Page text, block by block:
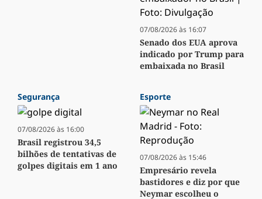
07/08/2026 às 16:07
Senado dos EUA aprova
indicado por Trump para
embaixada no Brasil
Segurança
07/08/2026 às 16:00
Brasil registrou 34,5
bilhões de tentativas de
golpes digitais em 1 ano
Esporte
07/08/2026 às 15:46
Empresário revela
bastidores e diz por que
Neymar escolheu o